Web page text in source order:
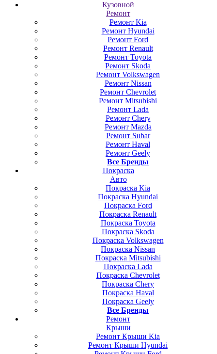
Кузовной
Ремонт
Ремонт Kia
Ремонт Hyundai
Ремонт Ford
Ремонт Renault
Ремонт Toyota
Ремонт Skoda
Ремонт Volkswagen
Ремонт Nissan
Ремонт Chevrolet
Ремонт Mitsubishi
Ремонт Lada
Ремонт Chery
Ремонт Mazda
Ремонт Subar
Ремонт Haval
Ремонт Geely
Все Бренды
Покраска
Авто
Покраска Kia
Покраска Hyundai
Покраска Ford
Покраска Renault
Покраска Toyota
Покраска Skoda
Покраска Volkswagen
Покраска Nissan
Покраска Mitsubishi
Покраска Lada
Покраска Chevrolet
Покраска Chery
Покраска Haval
Покраска Geely
Все Бренды
Ремонт
Крыши
Ремонт Крыши Kia
Ремонт Крыши Hyundai